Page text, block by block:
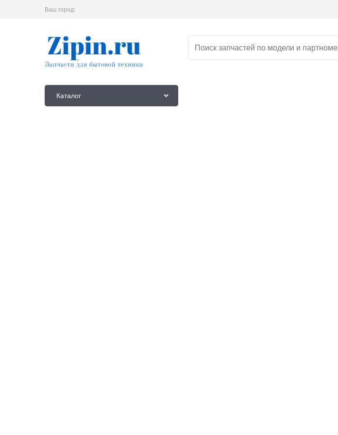
Ваш город:
Каталог